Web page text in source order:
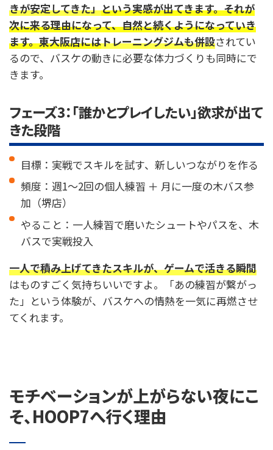
きが安定してきた」という実感が出てきます。それが
次に来る理由になって、自然と続くようになっていき
ます。東大阪店にはトレーニングジムも併設されてい
るので、バスケの動きに必要な体力づくりも同時にで
きます。
フェーズ3：「誰かとプレイしたい」欲求が出て
きた段階
目標：実戦でスキルを試す、新しいつながりを作る
頻度：週1〜2回の個人練習 ＋ 月に一度の木バス参
加（堺店）
やること：一人練習で磨いたシュートやパスを、木
バスで実戦投入
一人で積み上げてきたスキルが、ゲームで活きる瞬間
はものすごく気持ちいいですよ。「あの練習が繋がっ
た」という体験が、バスケへの情熱を一気に再燃させ
てくれます。
モチベーションが上がらない夜にこ
そ、HOOP7へ行く理由